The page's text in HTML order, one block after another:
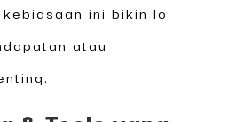
ini bikin lo
atau